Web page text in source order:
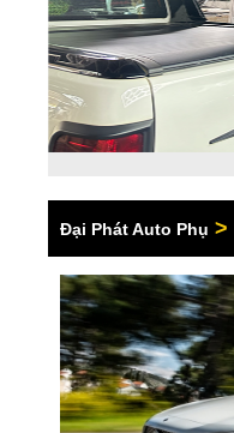
Đại Phát Auto Phụ >